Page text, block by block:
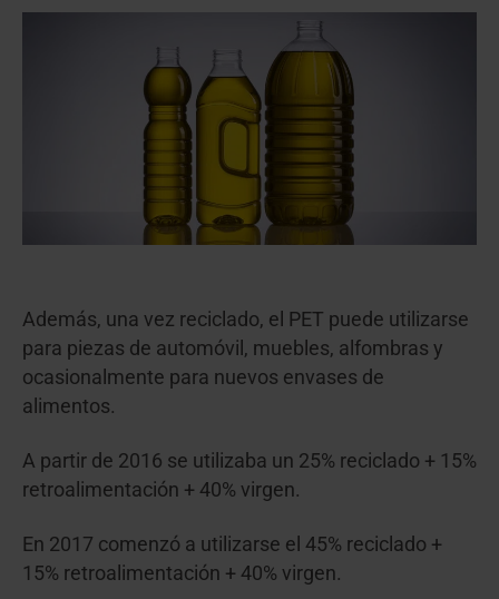
Además, una vez reciclado, el PET puede utilizarse
para piezas de automóvil, muebles, alfombras y
ocasionalmente para nuevos envases de
alimentos.
A partir de 2016 se utilizaba un 25% reciclado + 15%
retroalimentación + 40% virgen.
En 2017 comenzó a utilizarse el 45% reciclado +
15% retroalimentación + 40% virgen.